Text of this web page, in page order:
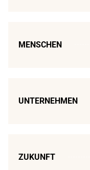
MENSCHEN
UNTERNEHMEN
ZUKUNFT